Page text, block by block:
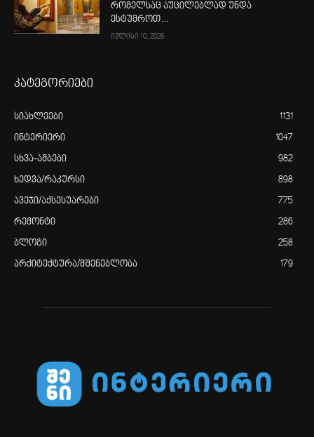
რომელსაც აუცილებლად უნდა
ესტუმროთ…
ივლისი 10, 2026
კატეგორიები
სიახლეები 1131
ინტერიერი 1047
სხვა-ამბები 982
ხედვა/რაკურსი 898
ავეჯი/აქსესუარები 775
რემონტი 286
ბლოგი 258
არქიტექტურა/მშენებლობა 179